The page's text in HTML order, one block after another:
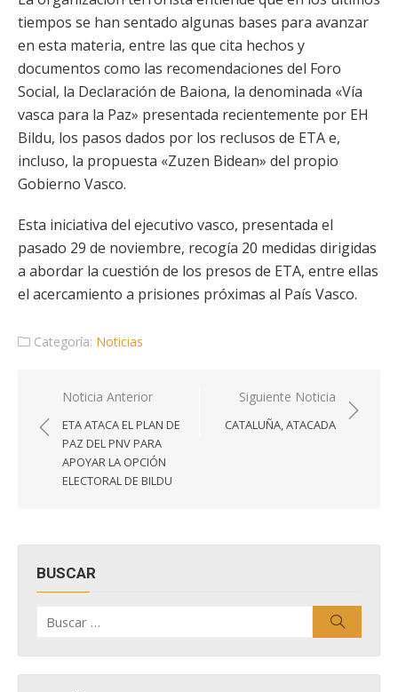
tiempos se han sentado algunas bases para avanzar
en esta materia, entre las que cita hechos y
documentos como las recomendaciones del Foro
Social, la Declaración de Baiona, la denominada «Vía
vasca para la Paz» presentada recientemente por EH
Bildu, los pasos dados por los reclusos de ETA e,
incluso, la propuesta «Zuzen Bidean» del propio
Gobierno Vasco.
Esta iniciativa del ejecutivo vasco, presentada el
pasado 29 de noviembre, recogía 20 medidas dirigidas
a abordar la cuestión de los presos de ETA, entre ellas
el acercamiento a prisiones próximas al País Vasco.
Categoría: Noticias
Navegación
de
entradas
Noticia Anterior
ETA ATACA EL PLAN DE
PAZ DEL PNV PARA
APOYAR LA OPCIÓN
ELECTORAL DE BILDU
Siguiente Noticia
CATALUÑA, ATACADA
BUSCAR
por: